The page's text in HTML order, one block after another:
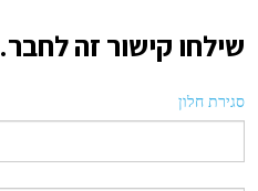
שילחו קישור זה לחבר.
סגירת חלון